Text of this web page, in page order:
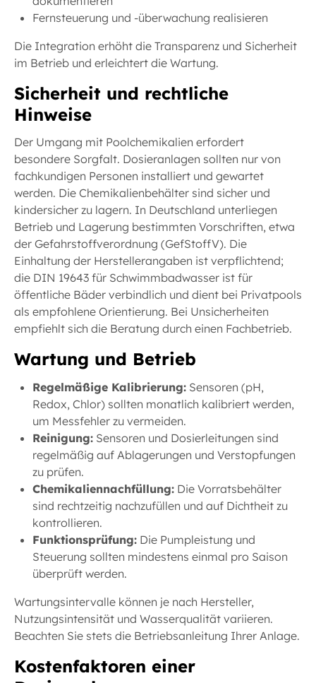
Fernsteuerung und -überwachung realisieren
Die Integration erhöht die Transparenz und Sicherheit
im Betrieb und erleichtert die Wartung.
Sicherheit und rechtliche
Hinweise
Der Umgang mit Poolchemikalien erfordert
besondere Sorgfalt. Dosieranlagen sollten nur von
fachkundigen Personen installiert und gewartet
werden. Die Chemikalienbehälter sind sicher und
kindersicher zu lagern. In Deutschland unterliegen
Betrieb und Lagerung bestimmten Vorschriften, etwa
der Gefahrstoffverordnung (GefStoffV). Die
Einhaltung der Herstellerangaben ist verpflichtend;
die DIN 19643 für Schwimmbadwasser ist für
öffentliche Bäder verbindlich und dient bei Privatpools
als empfohlene Orientierung. Bei Unsicherheiten
empfiehlt sich die Beratung durch einen Fachbetrieb.
Wartung und Betrieb
Regelmäßige Kalibrierung:Sensoren (pH,
Redox, Chlor) sollten monatlich kalibriert werden,
um Messfehler zu vermeiden.
Reinigung:Sensoren und Dosierleitungen sind
regelmäßig auf Ablagerungen und Verstopfungen
zu prüfen.
Chemikaliennachfüllung:Die Vorratsbehälter
sind rechtzeitig nachzufüllen und auf Dichtheit zu
kontrollieren.
Funktionsprüfung:Die Pumpleistung und
Steuerung sollten mindestens einmal pro Saison
überprüft werden.
Wartungsintervalle können je nach Hersteller,
Nutzungsintensität und Wasserqualität variieren.
Beachten Sie stets die Betriebsanleitung Ihrer Anlage.
Kostenfaktoren einer